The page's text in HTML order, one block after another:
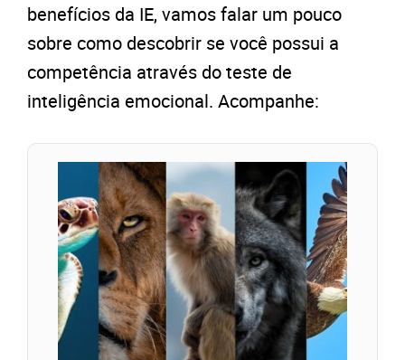
benefícios da IE, vamos falar um pouco
sobre como descobrir se você possui a
competência através do teste de
inteligência emocional. Acompanhe: